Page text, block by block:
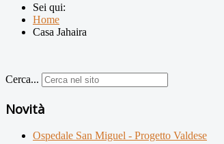
Sei qui:
Home
Casa Jahaira
Cerca...
Novità
Ospedale San Miguel - Progetto Valdese